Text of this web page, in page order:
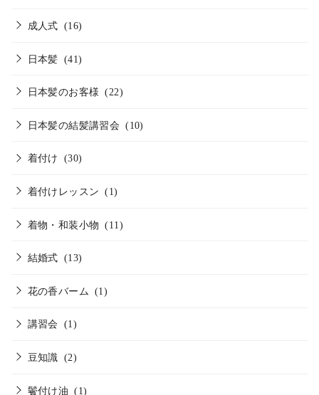
成人式 (16)
日本髪 (41)
日本髪のお客様 (22)
日本髪の結髪講習会 (10)
着付け (30)
着付けレッスン (1)
着物・和装小物 (11)
結婚式 (13)
花の香バーム (1)
講習会 (1)
豆知識 (2)
鬢付け油 (1)